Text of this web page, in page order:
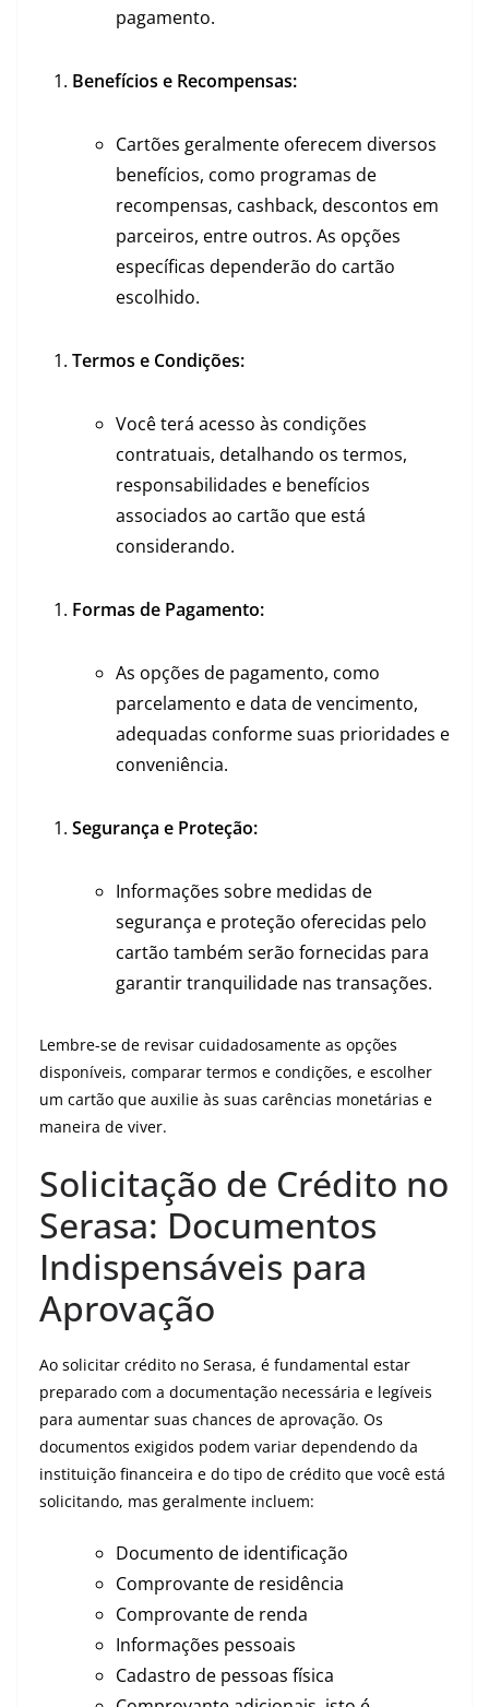
pagamento.
Benefícios e Recompensas:
Cartões geralmente oferecem diversos
benefícios, como programas de
recompensas, cashback, descontos em
parceiros, entre outros. As opções
específicas dependerão do cartão
escolhido.
Termos e Condições:
Você terá acesso às condições
contratuais, detalhando os termos,
responsabilidades e benefícios
associados ao cartão que está
considerando.
Formas de Pagamento:
As opções de pagamento, como
parcelamento e data de vencimento,
adequadas conforme suas prioridades e
conveniência.
Segurança e Proteção:
Informações sobre medidas de
segurança e proteção oferecidas pelo
cartão também serão fornecidas para
garantir tranquilidade nas transações.
Lembre-se de revisar cuidadosamente as opções
disponíveis, comparar termos e condições, e escolher
um cartão que auxilie às suas carências monetárias e
maneira de viver.
Solicitação de Crédito no
Serasa: Documentos
Indispensáveis para
Aprovação
Ao solicitar crédito no Serasa, é fundamental estar
preparado com a documentação necessária e legíveis
para aumentar suas chances de aprovação. Os
documentos exigidos podem variar dependendo da
instituição financeira e do tipo de crédito que você está
solicitando, mas geralmente incluem:
Documento de identificação
Comprovante de residência
Comprovante de renda
Informações pessoais
Cadastro de pessoas física